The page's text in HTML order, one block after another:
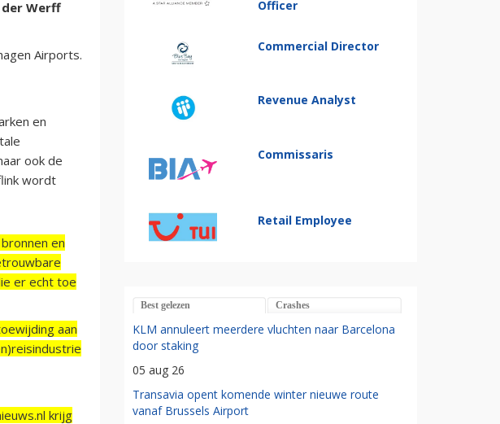
der Werff
Airports.
en
ook de
wordt
en
er echt toe
aan
krijg
Officer
Commercial Director
Revenue Analyst
Commissaris
Retail Employee
Best gelezen Crashes
KLM annuleert meerdere vluchten naar Barcelona
door staking
05 aug 26
Transavia opent komende winter nieuwe route
vanaf Brussels Airport